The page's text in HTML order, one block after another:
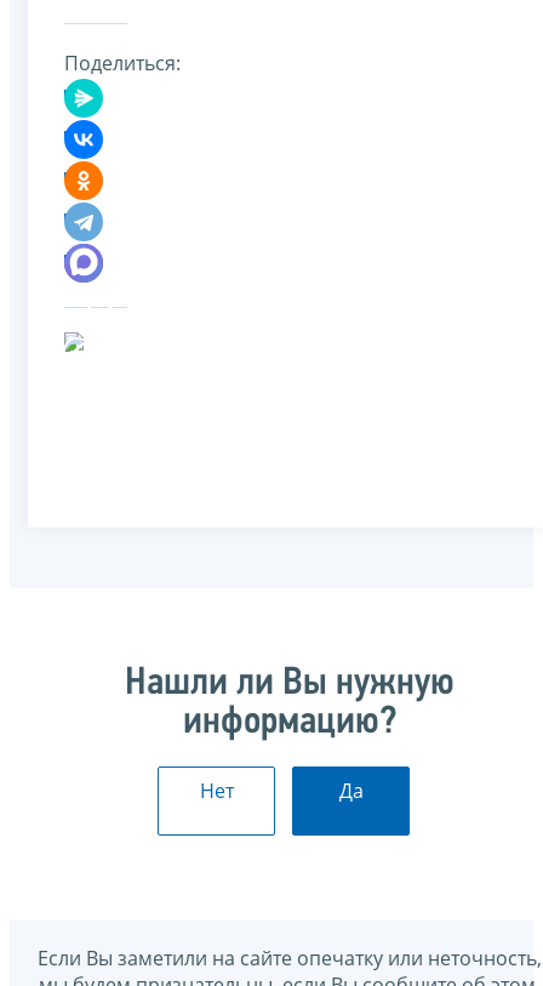
Поделиться:
Нашли ли Вы нужную
информацию?
Нет Да
Если Вы заметили на сайте опечатку или неточность,